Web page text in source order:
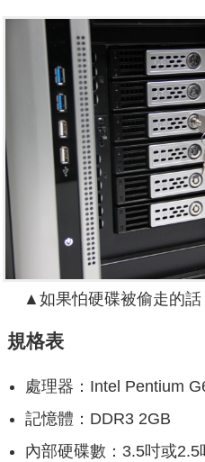
▲如果怕硬碟被偷走的話
規格表
處理器：Intel Pentium
記憶體：DDR3 2GB
內部硬碟數：3.5吋或2.5